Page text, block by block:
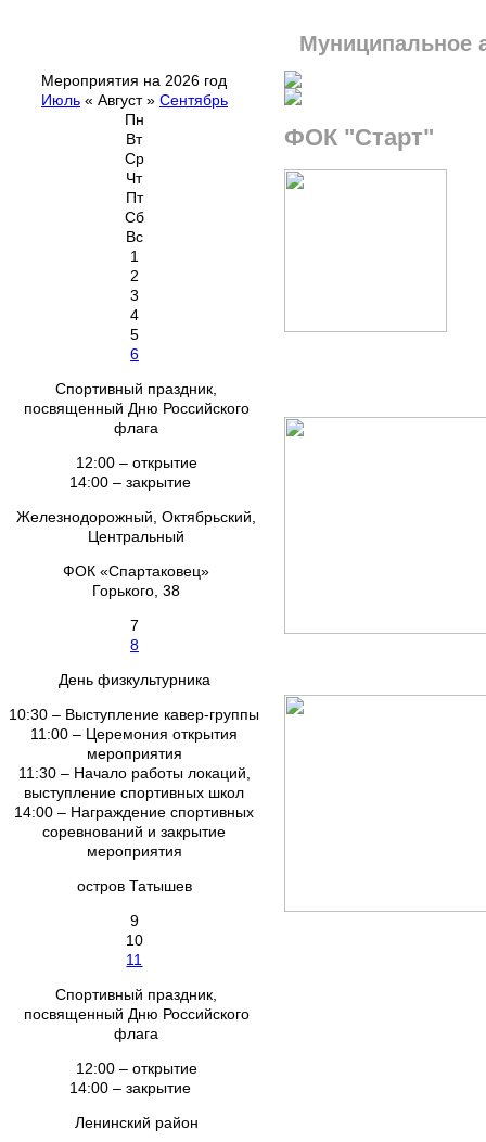
Муниципальное
Мероприятия на 2026 год
Июль « Август» Сентябрь
Пн
Вт
Ср
Чт
Пт
Сб
Вс
1
2
3
4
5
6
Спортивный праздник,
посвященный Дню Российского
флага
12:00 – открытие
14:00 – закрытие
Железнодорожный, Октябрьский,
Центральный
ФОК «Спартаковец»
Горького, 38
7
8
День физкультурника
10:30 – Выступление кавер-группы
11:00 – Церемония открытия
мероприятия
11:30 – Начало работы локаций,
выступление спортивных школ
14:00 – Награждение спортивных
соревнований и закрытие
мероприятия
остров Татышев
9
10
11
Спортивный праздник,
посвященный Дню Российского
флага
12:00 – открытие
14:00 – закрытие
Ленинский район
ФОК "Старт"